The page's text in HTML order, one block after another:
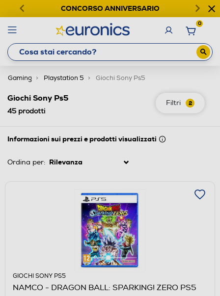
CONCORSO ANNIVERSARIO
0
Gaming Playstation 5 Giochi Sony Ps5
Filtri 2
Giochi Sony Ps5
45 prodotti
Informazioni sui prezzi e prodotti visualizzati
Ordina per:
GIOCHI SONY PS5
NAMCO - DRAGON BALL: SPARKING! ZERO PS5